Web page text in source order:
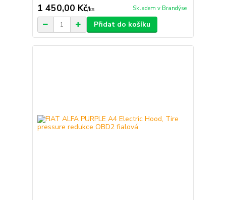
1 450,00 Kč/ks Skladem v Brandýse
Přidat do košíku